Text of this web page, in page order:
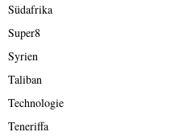
Südafrika
Super8
Syrien
Taliban
Technologie
Teneriffa